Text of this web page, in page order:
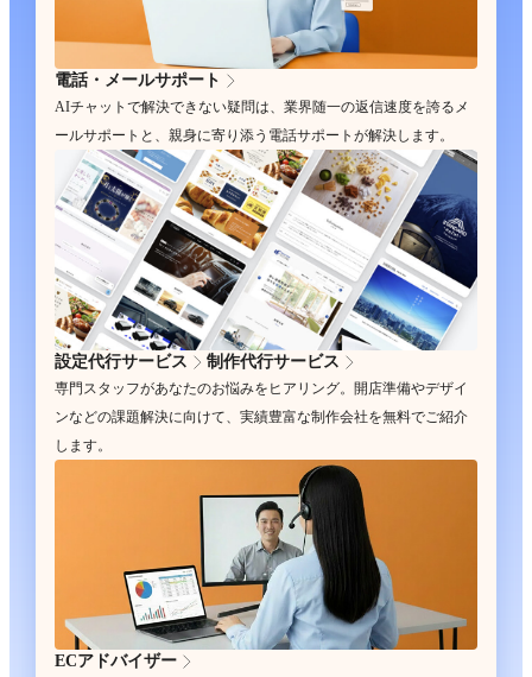
電話・メールサポート
AIチャットで解決できない疑問は、業界随一の返信速度を誇るメ
ールサポートと、親身に寄り添う電話サポートが解決します。
設定代行サービス 制作代行サービス
専門スタッフがあなたのお悩みをヒアリング。開店準備やデザイ
ンなどの課題解決に向けて、実績豊富な制作会社を無料でご紹介
します。
ECアドバイザー